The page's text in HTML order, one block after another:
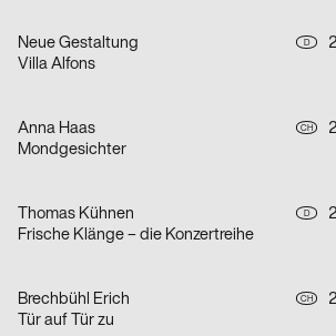
Neue Gestaltung D
Villa Alfons
Anna Haas CH
Mondgesichter
Thomas Kühnen D
Frische Klänge – die Konzertreihe
Brechbühl Erich CH
Tür auf Tür zu